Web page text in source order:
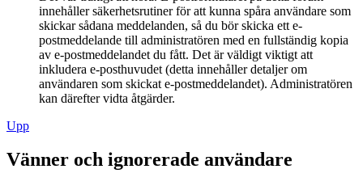
innehåller säkerhetsrutiner för att kunna spåra användare som
skickar sådana meddelanden, så du bör skicka ett e-
postmeddelande till administratören med en fullständig kopia
av e-postmeddelandet du fått. Det är väldigt viktigt att
inkludera e-posthuvudet (detta innehåller detaljer om
användaren som skickat e-postmeddelandet). Administratören
kan därefter vidta åtgärder.
Upp
Vänner och ignorerade användare